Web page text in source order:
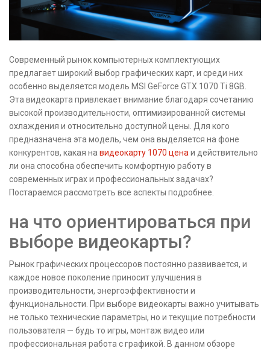
Современный рынок компьютерных комплектующих
предлагает широкий выбор графических карт, и среди них
особенно выделяется модель MSI GeForce GTX 1070 Ti 8GB.
Эта видеокарта привлекает внимание благодаря сочетанию
высокой производительности, оптимизированной системы
охлаждения и относительно доступной цены. Для кого
предназначена эта модель, чем она выделяется на фоне
конкурентов, какая на видеокарту 1070 цена и действительно
ли она способна обеспечить комфортную работу в
современных играх и профессиональных задачах?
Постараемся рассмотреть все аспекты подробнее.
на что ориентироваться при
выборе видеокарты?
Рынок графических процессоров постоянно развивается, и
каждое новое поколение приносит улучшения в
производительности, энергоэффективности и
функциональности. При выборе видеокарты важно учитывать
не только технические параметры, но и текущие потребности
пользователя — будь то игры, монтаж видео или
профессиональная работа с графикой. В данном обзоре